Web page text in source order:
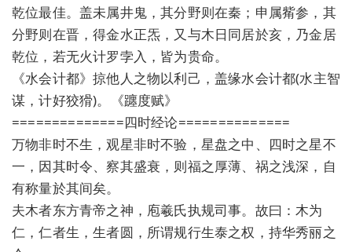
乾位最佳。盖未属井鬼，其分野则在秦；申属觜参，其
分野则在晋，得金水正炁，又与木日同居於亥，乃金居
乾位，若无火计罗孛入，皆为贵命。
《水会计都》掠他人之物以利己，盖缘水会计都(水主智
谋，计好狡猾)。《躔度赋》
==============四时经论==============
万物非时不生，观星非时不验，星盘之中、四时之星不
一，因其时令、察其盛衰，则福之厚薄、祸之浅深，自
有称量於其间矣。
夫木者东方青帝之神，庖羲氏执规司事。故曰：木为
仁，仁者生，生者圆，所谓规行生泰之权，持华秀丽之